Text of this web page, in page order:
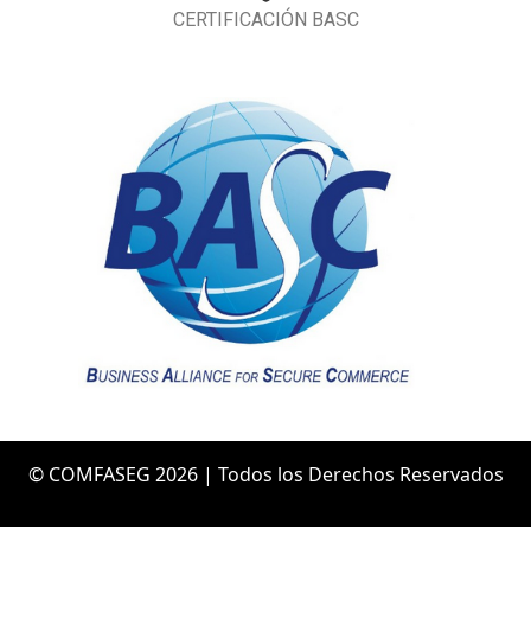
CERTIFICACIÓN BASC
© COMFASEG 2026 | Todos los Derechos Reservados